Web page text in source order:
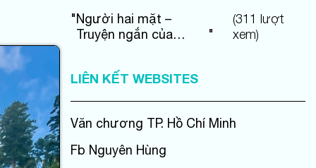
"Người hai mặt –
Truyện ngắn của
"
(311 lượt
xem)
LIÊN KẾT WEBSITES
Văn chương TP. Hồ Chí Minh
Fb Nguyên Hùng